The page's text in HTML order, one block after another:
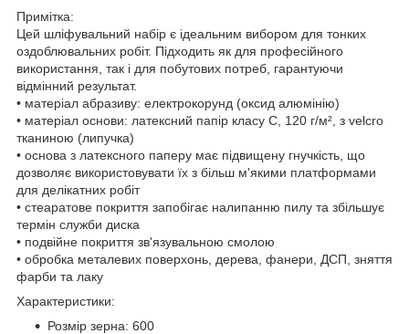
Примітка:
Цей шліфувальний набір є ідеальним вибором для тонких
оздоблювальних робіт. Підходить як для професійного
використання, так і для побутових потреб, гарантуючи
відмінний результат.
• матеріал абразиву: електрокорунд (оксид алюмінію)
• матеріал основи: латексний папір класу С, 120 г/м², з velcro
тканиною (липучка)
• основа з латексного паперу має підвищену гнучкість, що
дозволяє використовувати їх з більш м'якими платформами
для делікатних робіт
• стеаратове покриття запобігає налипанню пилу та збільшує
термін служби диска
• подвійне покриття зв'язувальною смолою
• обробка металевих поверхонь, дерева, фанери, ДСП, зняття
фарби та лаку
Характеристики:
Розмір зерна: 600